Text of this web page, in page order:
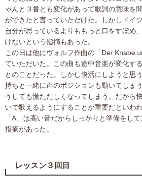
ゃんと３番とも変化があって歌詞の意味を
ができたと言っていただけた。しかしドイ
自分が思っているよりももっと口をすぼめ
けないという指摘もあった。
この日は他にヴォルフ作曲の「Der Knabe
ていただいた。この曲も途中音楽が変化す
とのことだった。しかし快活にしようと思
持ちと一緒に声のポジションも動いてしま
うしても慌ただしくなってしまう。だから
いで歌えるようにすることが重要だといわ
「A」は高い音だからしっかりと準備をし
指摘があった。
レッスン３回目